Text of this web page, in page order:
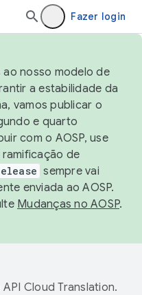
Fazer login
ao nosso modelo de
a estabilidade da
vamos publicar o
e quarto
com o AOSP, use
ramificação de
sempre vai
enviada ao AOSP.
Mudanças no AOSP.
API Cloud Translation.